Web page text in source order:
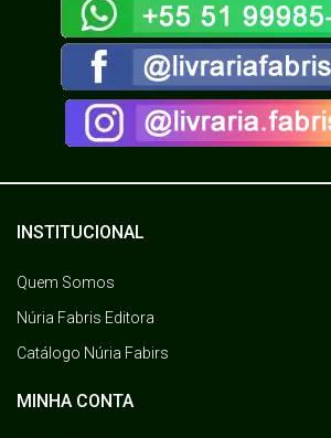
INSTITUCIONAL
Quem Somos
Núria Fabris Editora
Catálogo Núria Fabirs
MINHA CONTA